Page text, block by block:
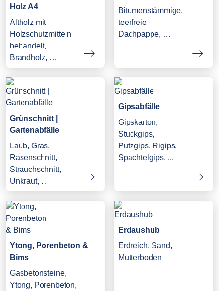
Holz A4
Altholz mit
Holzschutzmitteln
behandelt,
Brandholz, …
Bitumenstämmige,
teerfreie
Dachpappe, …
Grünschnitt |
Gartenabfälle
Laub, Gras,
Rasenschnitt,
Strauchschnitt,
Unkraut, ...
Gipsabfälle
Gipskarton,
Stuckgips,
Putzgips, Rigips,
Spachtelgips, ...
Ytong, Porenbeton &
Bims
Gasbetonsteine,
Ytong, Porenbeton,
Erdaushub
Erdreich, Sand,
Mutterboden